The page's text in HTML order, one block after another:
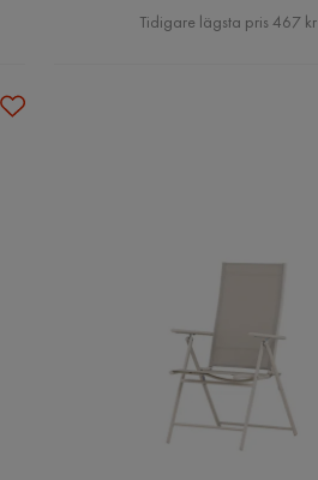
Pris
Tidigare lägsta pris 467 kr